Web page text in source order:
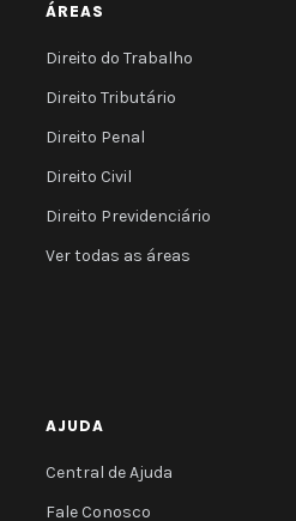
ÁREAS
Direito do Trabalho
Direito Tributário
Direito Penal
Direito Civil
Direito Previdenciário
Ver todas as áreas
AJUDA
Central de Ajuda
Fale Conosco